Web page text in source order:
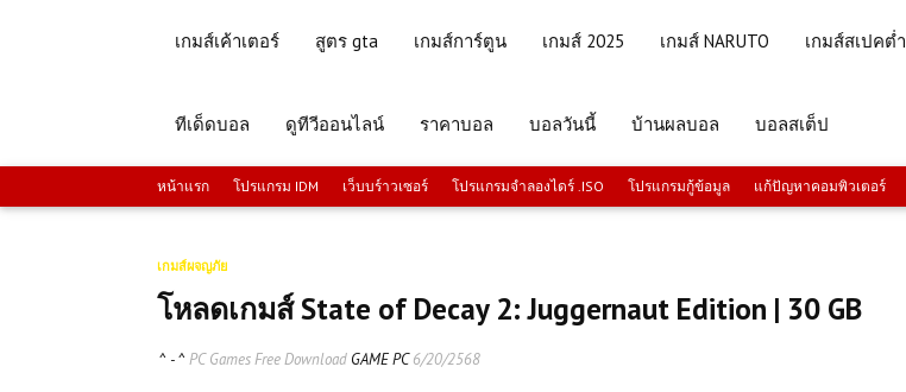
เกมส์เค้าเตอร์ สูตร gta เกมส์การ์ตูน เกมส์ 2025 เกมส์ NARUTO เกมส์สเปคต่ำ
ทีเด็ดบอล ดูทีวีออนไลน์ ราคาบอล บอลวันนี้ บ้านผลบอล บอลสเต็ป
หน้าแรก โปรแกรม IDM เว็บบร์าวเซอร์ โปรแกรมจำลองไดร์ .ISO โปรแกรมกู้ข้อมูล แก้ปัญหาคอมพิวเตอร์
เกมส์ผจญภัย
โหลดเกมส์ State of Decay 2: Juggernaut Edition | 30 GB
^ - ^ PC Games Free Download GAME PC6/20/2568